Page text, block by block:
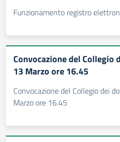
Funzionamento registro
Convocazione del Collegio
13 Marzo ore 16.45
Convocazione del Collegio dei
Marzo ore 16.45